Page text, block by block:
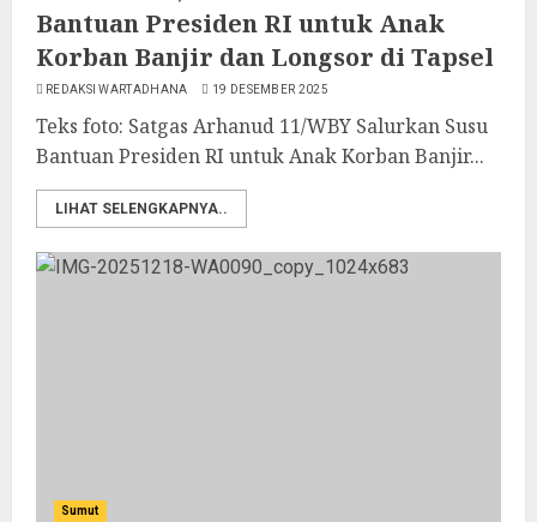
Bantuan Presiden RI untuk Anak
Korban Banjir dan Longsor di Tapsel
REDAKSI WARTADHANA 19 DESEMBER 2025
Teks foto: Satgas Arhanud 11/WBY Salurkan Susu
Bantuan Presiden RI untuk Anak Korban Banjir...
LIHAT SELENGKAPNYA..
Sumut